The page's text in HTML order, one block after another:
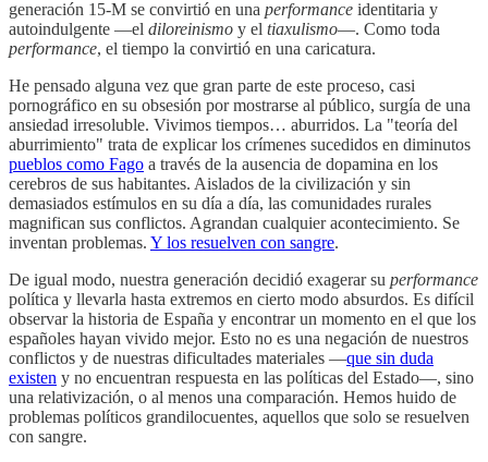
generación 15-M se convirtió en una performance identitaria y
autoindulgente —el diloreinismo y el tiaxulismo—. Como toda
performance, el tiempo la convirtió en una caricatura.
He pensado alguna vez que gran parte de este proceso, casi
pornográfico en su obsesión por mostrarse al público, surgía de una
ansiedad irresoluble. Vivimos tiempos… aburridos. La "teoría del
aburrimiento" trata de explicar los crímenes sucedidos en diminutos
pueblos como Fago a través de la ausencia de dopamina en los
cerebros de sus habitantes. Aislados de la civilización y sin
demasiados estímulos en su día a día, las comunidades rurales
magnifican sus conflictos. Agrandan cualquier acontecimiento. Se
inventan problemas. Y los resuelven con sangre.
De igual modo, nuestra generación decidió exagerar su performance
política y llevarla hasta extremos en cierto modo absurdos. Es difícil
observar la historia de España y encontrar un momento en el que los
españoles hayan vivido mejor. Esto no es una negación de nuestros
conflictos y de nuestras dificultades materiales —que sin duda
existen y no encuentran respuesta en las políticas del Estado—, sino
una relativización, o al menos una comparación. Hemos huido de
problemas políticos grandilocuentes, aquellos que solo se resuelven
con sangre.